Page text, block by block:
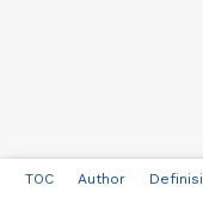
TOC Author Definisi